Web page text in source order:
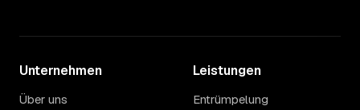
Unternehmen
Über uns
Leistungen
Entrümpelung